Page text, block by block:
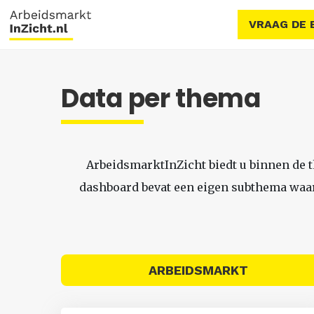
VRAAG DE
Data per thema
ArbeidsmarktInZicht biedt u binnen de
dashboard bevat een eigen subthema
ARBEIDSMARKT